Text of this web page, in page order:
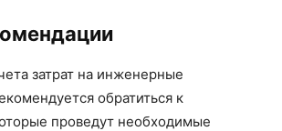
затрат на инженерные
обратиться к
проведут необходимые